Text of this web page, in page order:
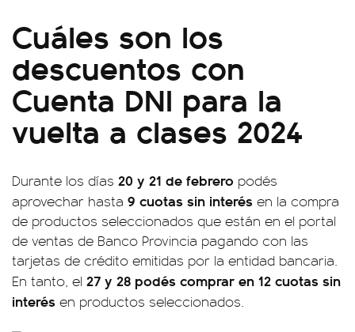
Cuáles son los
descuentos con
Cuenta DNI para la
vuelta a clases 2024
Durante los días 20 y 21 de febrero podés
aprovechar hasta 9 cuotas sin interés en la compra
de productos seleccionados que están en el portal
de ventas de Banco Provincia pagando con las
tarjetas de crédito emitidas por la entidad bancaria.
En tanto, el 27 y 28 podés comprar en 12 cuotas sin
interés en productos seleccionados.